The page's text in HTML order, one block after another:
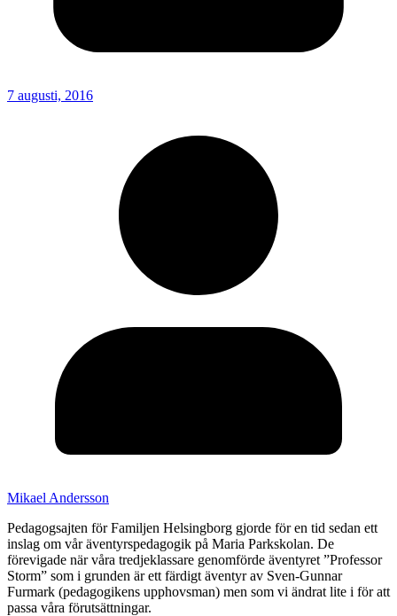
7 augusti, 2016
Mikael Andersson
Pedagogsajten för Familjen Helsingborg gjorde för en tid sedan ett
inslag om vår äventyrspedagogik på Maria Parkskolan. De
förevigade när våra tredjeklassare genomförde äventyret ”Professor
Storm” som i grunden är ett färdigt äventyr av Sven-Gunnar
Furmark (pedagogikens upphovsman) men som vi ändrat lite i för att
passa våra förutsättningar.